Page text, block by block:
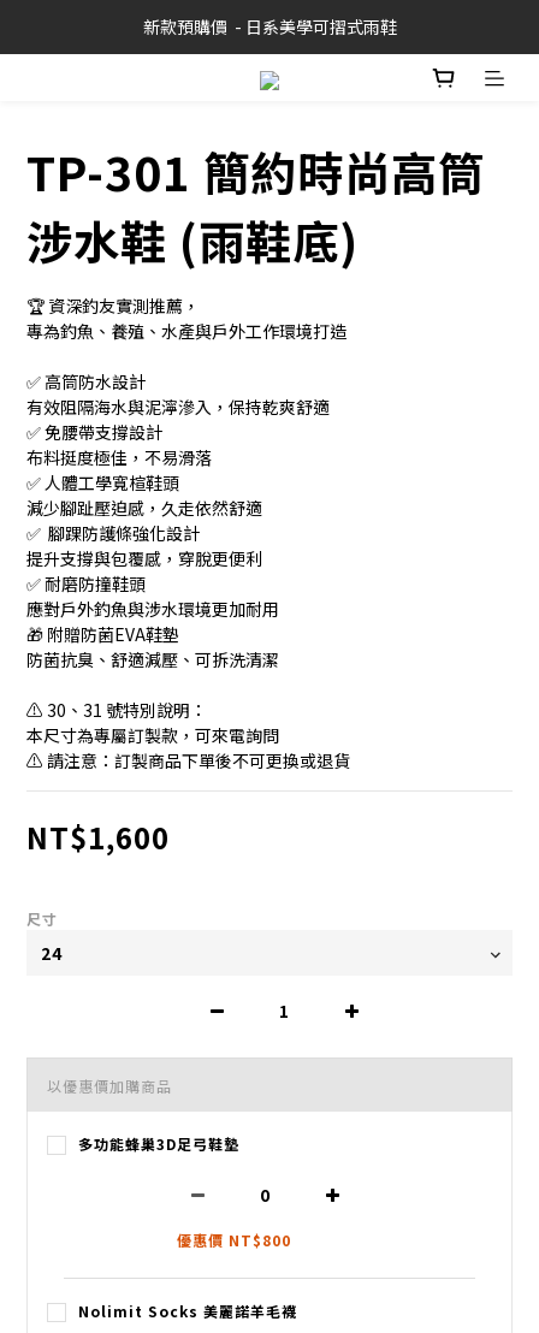
新款預購價  - 日系美學可摺式雨鞋
TP-301 簡約時尚高筒
涉水鞋 (雨鞋底)
🏆 資深釣友實測推薦，
專為釣魚、養殖、水產與戶外工作環境打造
✅ 高筒防水設計
有效阻隔海水與泥濘滲入，保持乾爽舒適
✅ 免腰帶支撐設計
布料挺度極佳，不易滑落
✅ 人體工學寬楦鞋頭
減少腳趾壓迫感，久走依然舒適
✅  腳踝防護條強化設計
提升支撐與包覆感，穿脫更便利
✅ 耐磨防撞鞋頭
應對戶外釣魚與涉水環境更加耐用
🎁 附贈防菌EVA鞋墊
防菌抗臭、舒適減壓、可拆洗清潔
⚠️ 30、31 號特別說明：
本尺寸為專屬訂製款，可來電詢問
⚠️ 請注意：訂製商品下單後不可更換或退貨
NT$1,600
尺寸
以優惠價加購商品
多功能蜂巢3D足弓鞋墊
優惠價 NT$800
Nolimit Socks 美麗諾羊毛襪